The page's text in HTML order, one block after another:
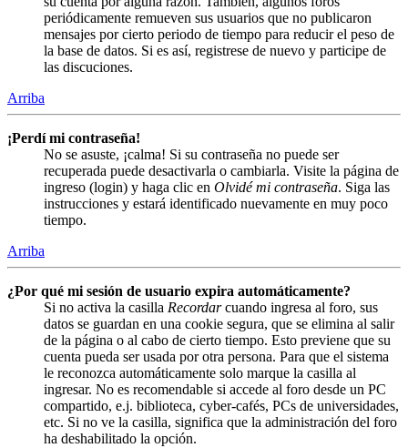
periódicamente remueven sus usuarios que no publicaron
mensajes por cierto periodo de tiempo para reducir el peso de
la base de datos. Si es así, registrese de nuevo y participe de
las discuciones.
Arriba
¡Perdí mi contraseña!
No se asuste, ¡calma! Si su contraseña no puede ser
recuperada puede desactivarla o cambiarla. Visite la página de
ingreso (login) y haga clic en Olvidé mi contraseña. Siga las
instrucciones y estará identificado nuevamente en muy poco
tiempo.
Arriba
¿Por qué mi sesión de usuario expira automáticamente?
Si no activa la casilla Recordarcuando ingresa al foro, sus
datos se guardan en una cookie segura, que se elimina al salir
de la página o al cabo de cierto tiempo. Esto previene que su
cuenta pueda ser usada por otra persona. Para que el sistema
le reconozca automáticamente solo marque la casilla al
ingresar. No es recomendable si accede al foro desde un PC
compartido, e.j. biblioteca, cyber-cafés, PCs de universidades,
etc. Si no ve la casilla, significa que la administración del foro
ha deshabilitado la opción.